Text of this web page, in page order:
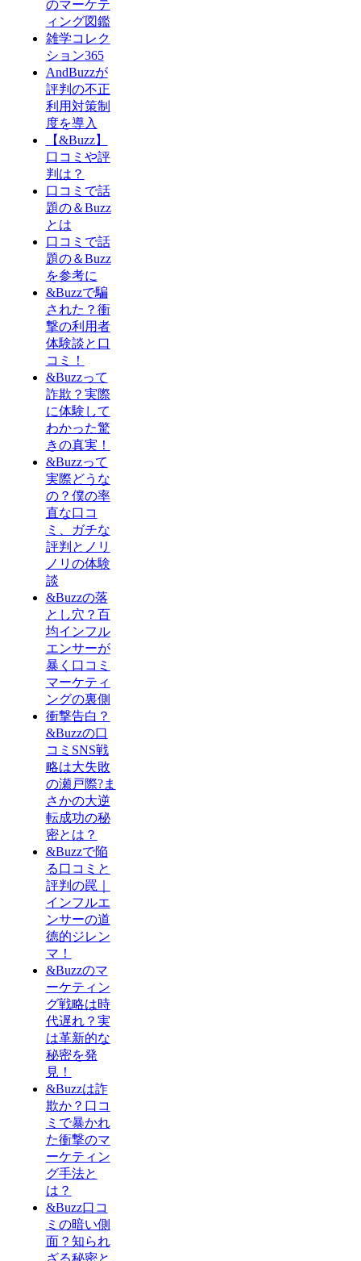
のマーケテ
ィング図鑑
雑学コレク
ション365
AndBuzzが
評判の不正
利用対策制
度を導入
【&Buzz】
口コミや評
判は？
口コミで話
題の＆Buzz
とは
口コミで話
題の＆Buzz
を参考に
&Buzzで騙
された？衝
撃の利用者
体験談と口
コミ！
&Buzzって
詐欺？実際
に体験して
わかった驚
きの真実！
&Buzzって
実際どうな
の？僕の率
直な口コ
ミ、ガチな
評判とノリ
ノリの体験
談
&Buzzの落
とし穴？百
均インフル
エンサーが
暴く口コミ
マーケティ
ングの裏側
衝撃告白？
&Buzzの口
コミSNS戦
略は大失敗
の瀬戸際?ま
さかの大逆
転成功の秘
密とは？
&Buzzで陥
る口コミと
評判の罠｜
インフルエ
ンサーの道
徳的ジレン
マ！
&Buzzのマ
ーケティン
グ戦略は時
代遅れ？実
は革新的な
秘密を発
見！
&Buzzは詐
欺か？口コ
ミで暴かれ
た衝撃のマ
ーケティン
グ手法と
は？
&Buzz口コ
ミの暗い側
面？知られ
ざる秘密と